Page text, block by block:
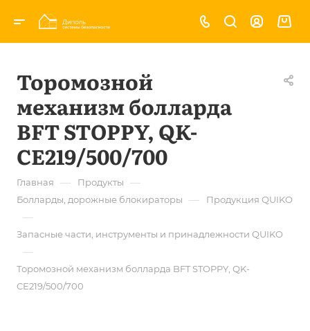
Торомозной
механизм болларда
BFT STOPPY, QK-
CE219/500/700
Главная — Продукты —
Болларды, дорожные блокираторы — Продукция QUIKO
—
Запасные части, инструменты и принадлежности QUIKO
—
Торомозной механизм болларда BFT STOPPY, QK-
CE219/500/700